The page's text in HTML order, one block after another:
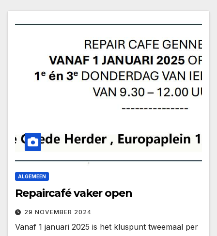
ALGEMEEN
Repaircafé vaker open
29 NOVEMBER 2024
Vanaf 1 januari 2025 is het kluspunt tweemaal per